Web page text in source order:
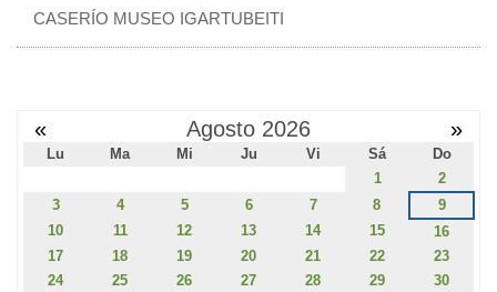
CASERÍO MUSEO IGARTUBEITI
« Agosto 2026 »
Lu Ma Mi Ju Vi Sá
Do
1
2
3
4 5 6 7 8
9
10
11 12 13 14 15
16
17
18 19 20 21 22
23
24
25 26 27 28 29
30